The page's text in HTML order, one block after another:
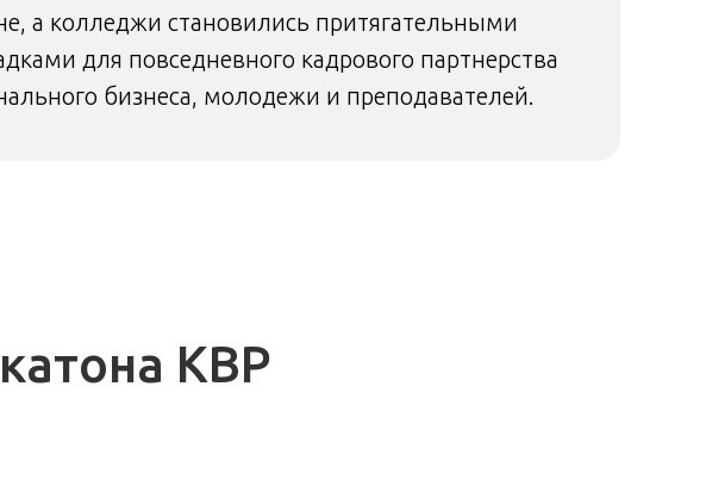
а колледжи становились притягательными
для повседневного кадрового партнерства
бизнеса, молодежи и преподавателей.
КВР